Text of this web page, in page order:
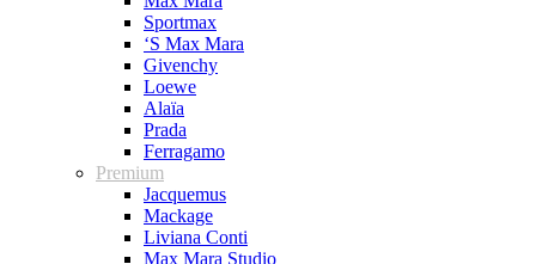
Sportmax
‘S Max Mara
Givenchy
Loewe
Alaïa
Prada
Ferragamo
Premium
Jacquemus
Mackage
Liviana Conti
Max Mara Studio